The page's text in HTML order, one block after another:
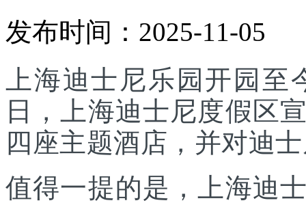
发布时间：2025-11-05
上海迪士尼乐园开园
日，上海迪士尼度假区
四座主题酒店，并对迪
值得一提的是，上海迪